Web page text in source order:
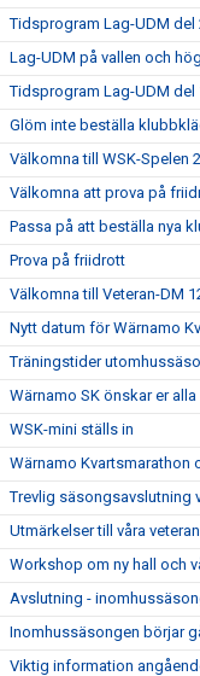
Tidsprogram Lag-UDM del
Lag-UDM på vallen och
Tidsprogram Lag-UDM del
Glöm inte beställa
Välkomna till WSK-Spelen
Välkomna att prova på
Passa på att beställa nya
Prova på friidrott
Välkomna till Veteran-DM
Nytt datum för Wärnamo
Träningstider
Wärnamo SK önskar er alla
WSK-mini ställs in
Wärnamo Kvartsmarathon
Trevlig säsongsavslutning
Utmärkelser till våra
Workshop om ny hall och
Avslutning -
Inomhussäsongen börjar
Viktig information